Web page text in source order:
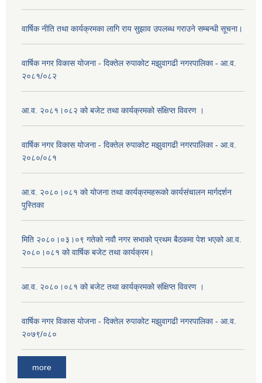
वार्षिक नीति तथा कार्यक्रमका लागि राय सुझाव उपलब्ध गराउने सम्बन्धी सूचना।
वार्षिक नगर विकास योजना - दिक्तेल रुपाकोट मझुवागढी नगरपालिका - आ.व.
२०८१/०८२
आ.व. २०८१।०८२ को बजेट तथा कार्यक्रमको संक्षिप्त विवरण ।
वार्षिक नगर विकास योजना - दिक्तेल रुपाकोट मझुवागढी नगरपालिका - आ.व.
२०८०/०८१
आ.व. २०८०।०८१ को योजना तथा कार्यक्रमहरूको कार्यसंचालन मार्गदर्शन
पुस्तिका
मिति २०८०।०३।०९ गतेको नवौ नगर सभाको प्रथम बैठकमा पेश भएको आ.व.
२०८०।०८१ को वार्षिक बजेट तथा कार्यक्रम।
आ.व. २०८०।०८१ को बजेट तथा कार्यक्रमको संक्षिप्त विवरण ।
वार्षिक नगर विकास योजना - दिक्तेल रुपाकोट मझुवागढी नगरपालिका - आ.व.
२०७९/०८०
more